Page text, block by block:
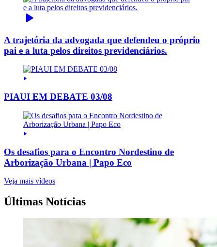
A trajetória da advogada que defendeu o próprio
pai e a luta pelos direitos previdenciários.
PIAUI EM DEBATE 03/08
Os desafios para o Encontro Nordestino de
Arborização Urbana | Papo Eco
Veja mais vídeos
Últimas Notícias